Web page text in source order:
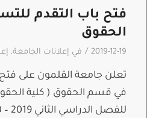
فتح باب التقدم
الحقوق
2019-12-19
/ في إعلانات الجامعة,
تعلن جامعة القلمون على
في قسم الحقوق ( كلية